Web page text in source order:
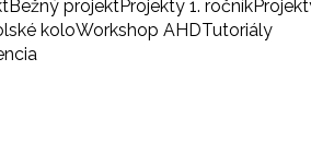
Bežný projektProjekty 1. ročník
koloWorkshop AHDTutoriály